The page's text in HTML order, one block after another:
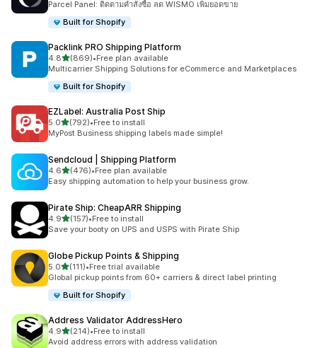
Parcel Panel: ติดตามคำสั่งซื้อ ลด WISMO เพิ่มยอดขาย
Built for Shopify
Packlink PRO Shipping Platform
4.8เต็ม 5 ดาว
(869)
ทั้งหมด 869 รีวิว
•Free plan available
Multicarrier Shipping Solutions for eCommerce and Marketplaces
Built for Shopify
EZLabel: Australia Post Ship
5.0เต็ม 5 ดาว
(792)
ทั้งหมด 792 รีวิว
•Free to install
MyPost Business shipping labels made simple!
Sendcloud | Shipping Platform
4.6เต็ม 5 ดาว
(476)
ทั้งหมด 476 รีวิว
•Free plan available
Easy shipping automation to help your business grow.
Pirate Ship: CheapARR Shipping
4.9เต็ม 5 ดาว
(157)
ทั้งหมด 157 รีวิว
•Free to install
Save your booty on UPS and USPS with Pirate Ship
Globe Pickup Points & Shipping
5.0เต็ม 5 ดาว
(111)
ทั้งหมด 111 รีวิว
•Free trial available
Global pickup points from 60+ carriers & direct label printing
Built for Shopify
Address Validator AddressHero
4.9เต็ม 5 ดาว
(214)
ทั้งหมด 214 รีวิว
•Free to install
Avoid address errors with address validation